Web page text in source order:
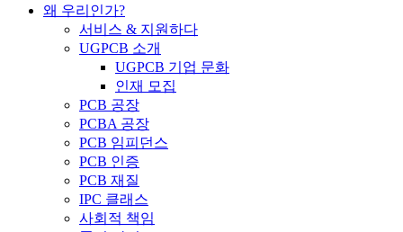
왜 우리인가?
서비스 & 지원하다
UGPCB 소개
UGPCB 기업 문화
인재 모집
PCB 공장
PCBA 공장
PCB 임피던스
PCB 인증
PCB 재질
IPC 클래스
사회적 책임